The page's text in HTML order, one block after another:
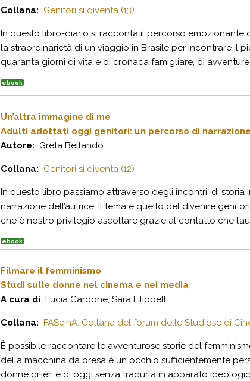
Collana: Genitori si diventa (13)
In questo libro-diario si racconta il percorso
la straordinarietà di un viaggio in Brasile per incontrare il
quaranta giorni di vita e di cronaca famigliare, di
ebook
Un’altra immagine di me
Adulti adottati oggi genitori: un percorso di narrazione
Autore: Greta Bellando
Collana: Genitori si diventa (12)
In questo libro passiamo attraverso degli incontri, di
narrazione dell’autrice. Il tema è quello del divenire
che è nostro privilegio ascoltare grazie al contatto che
ebook
Filmare il femminismo
Studi sulle donne nel cinema e nei media
A cura di Lucia Cardone, Sara Filippelli
Collana: FAScinA. Collana del forum delle Studiose di
È possibile raccontare le avventurose storie del
della macchina da presa è un occhio sufficientemente
donne di ieri e di oggi senza tradurla in apparato